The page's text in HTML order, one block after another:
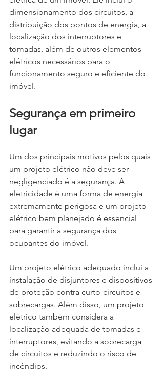
dimensionamento dos circuitos, a
distribuição dos pontos de energia, a
localização dos interruptores e
tomadas, além de outros elementos
elétricos necessários para o
funcionamento seguro e eficiente do
imóvel.
Segurança em primeiro
lugar
Um dos principais motivos pelos quais
um projeto elétrico não deve ser
negligenciado é a segurança. A
eletricidade é uma forma de energia
extremamente perigosa e um projeto
elétrico bem planejado é essencial
para garantir a segurança dos
ocupantes do imóvel.
Um projeto elétrico adequado inclui a
instalação de disjuntores e dispositivos
de proteção contra curto-circuitos e
sobrecargas. Além disso, um projeto
elétrico também considera a
localização adequada de tomadas e
interruptores, evitando a sobrecarga
de circuitos e reduzindo o risco de
incêndios.